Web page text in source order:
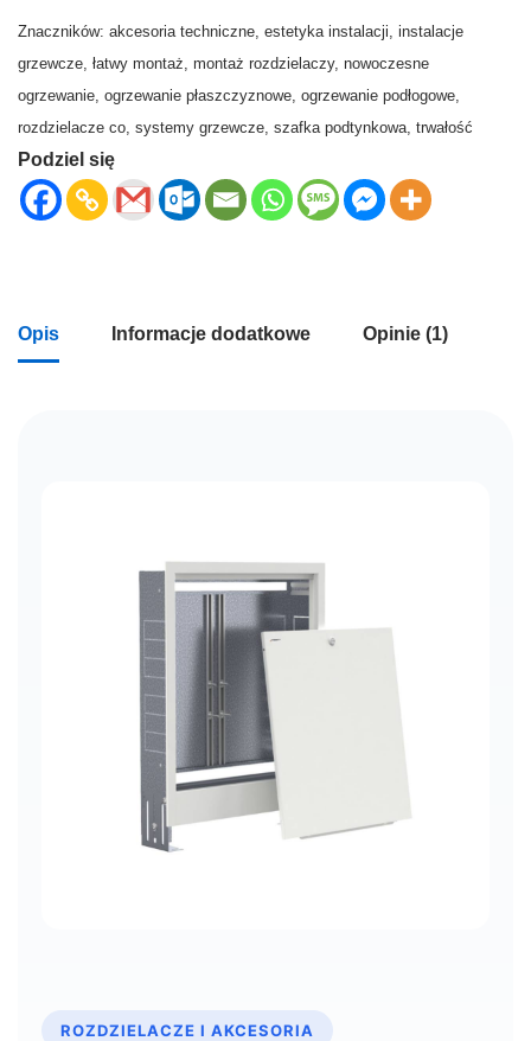
Znaczników: akcesoria techniczne estetyka instalacji instalacje
grzewcze łatwy montaż montaż rozdzielaczy, nowoczesne
ogrzewanie ogrzewanie płaszczyznowe ogrzewanie podłogowe
rozdzielacze co systemy grzewcze szafka podtynkowa trwałość
Podziel się
Opis Informacje dodatkowe Opinie (1)
ROZDZIELACZE I AKCESORIA